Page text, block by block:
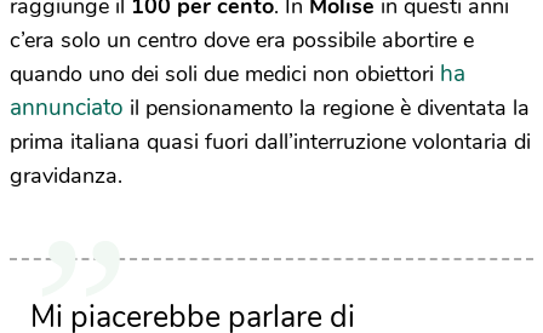
raggiunge il 100 per cento. In Molise in questi anni
c’era solo un centro dove era possibile abortire e
quando uno dei soli due medici non obiettori ha
annunciato il pensionamento la regione è diventata la
prima italiana quasi fuori dall’interruzione volontaria di
gravidanza.
Mi piacerebbe parlare di